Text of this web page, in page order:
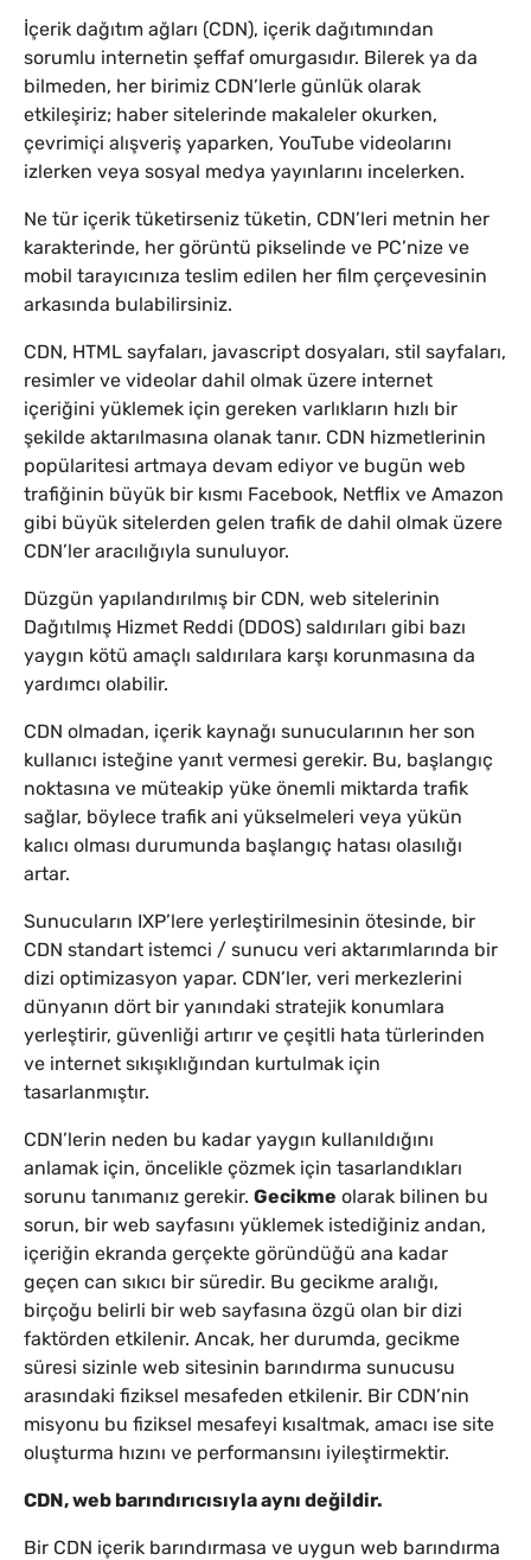
İçerik dağıtım ağları (CDN), içerik dağıtımından
sorumlu internetin şeffaf omurgasıdır. Bilerek ya da
bilmeden, her birimiz CDN’lerle günlük olarak
etkileşiriz; haber sitelerinde makaleler okurken,
çevrimiçi alışveriş yaparken, YouTube videolarını
izlerken veya sosyal medya yayınlarını incelerken.
Ne tür içerik tüketirseniz tüketin, CDN’leri metnin her
karakterinde, her görüntü pikselinde ve PC’nize ve
mobil tarayıcınıza teslim edilen her film çerçevesinin
arkasında bulabilirsiniz.
CDN, HTML sayfaları, javascript dosyaları, stil sayfaları,
resimler ve videolar dahil olmak üzere internet
içeriğini yüklemek için gereken varlıkların hızlı bir
şekilde aktarılmasına olanak tanır. CDN hizmetlerinin
popülaritesi artmaya devam ediyor ve bugün web
trafiğinin büyük bir kısmı Facebook, Netflix ve Amazon
gibi büyük sitelerden gelen trafik de dahil olmak üzere
CDN’ler aracılığıyla sunuluyor.
Düzgün yapılandırılmış bir CDN, web sitelerinin
Dağıtılmış Hizmet Reddi (DDOS) saldırıları gibi bazı
yaygın kötü amaçlı saldırılara karşı korunmasına da
yardımcı olabilir.
CDN olmadan, içerik kaynağı sunucularının her son
kullanıcı isteğine yanıt vermesi gerekir. Bu, başlangıç
noktasına ve müteakip yüke önemli miktarda trafik
sağlar, böylece trafik ani yükselmeleri veya yükün
kalıcı olması durumunda başlangıç hatası olasılığı
artar.
Sunucuların IXP’lere yerleştirilmesinin ötesinde, bir
CDN standart istemci / sunucu veri aktarımlarında bir
dizi optimizasyon yapar. CDN’ler, veri merkezlerini
dünyanın dört bir yanındaki stratejik konumlara
yerleştirir, güvenliği artırır ve çeşitli hata türlerinden
ve internet sıkışıklığından kurtulmak için
tasarlanmıştır.
CDN’lerin neden bu kadar yaygın kullanıldığını
anlamak için, öncelikle çözmek için tasarlandıkları
sorunu tanımanız gerekir. Gecikme olarak bilinen bu
sorun, bir web sayfasını yüklemek istediğiniz andan,
içeriğin ekranda gerçekte göründüğü ana kadar
geçen can sıkıcı bir süredir. Bu gecikme aralığı,
birçoğu belirli bir web sayfasına özgü olan bir dizi
faktörden etkilenir. Ancak, her durumda, gecikme
süresi sizinle web sitesinin barındırma sunucusu
arasındaki fiziksel mesafeden etkilenir. Bir CDN’nin
misyonu bu fiziksel mesafeyi kısaltmak, amacı ise site
oluşturma hızını ve performansını iyileştirmektir.
CDN, web barındırıcısıyla aynı değildir.
Bir CDN içerik barındırmasa ve uygun web barındırma